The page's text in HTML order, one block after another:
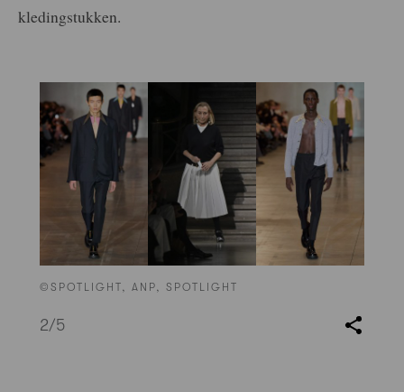
kledingstukken.
©SPOTLIGHT, ANP, SPOTLIGHT
2/5